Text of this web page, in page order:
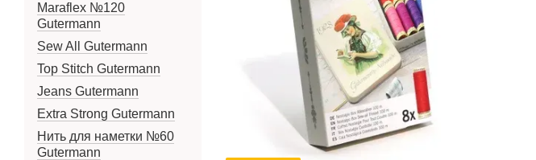
Maraflex №120
Gutermann
Sew All Gutermann
Top Stitch Gutermann
Jeans Gutermann
Extra Strong Gutermann
Нить для наметки №60
Gutermann